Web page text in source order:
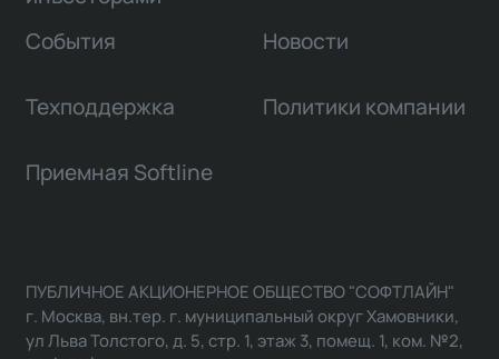
События Новости
Техподдержка Политики компании
Приемная Softline
ПУБЛИЧНОЕ АКЦИОНЕРНОЕ ОБЩЕСТВО "СОФТЛАЙН"
г. Москва, вн.тер. г. муниципальный округ Хамовники,
ул Льва Толстого, д. 5, стр. 1, этаж 3, помещ. 1, ком. №2,